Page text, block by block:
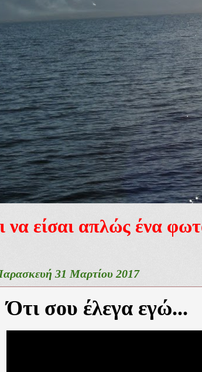
να είσαι απλώς ένα
31 Μαρτίου 2017
Ότι σου έλεγα εγώ...